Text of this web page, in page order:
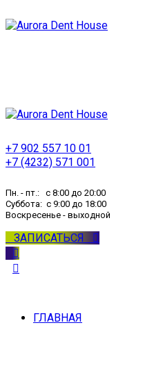
+7 902 557 10 01
+7 (4232) 571 001
Пн. - пт.: с 8:00 до 20:00
Суббота: с 9:00 до 18:00
Воскресенье - выходной
ЗАПИСАТЬСЯ
ГЛАВНАЯ